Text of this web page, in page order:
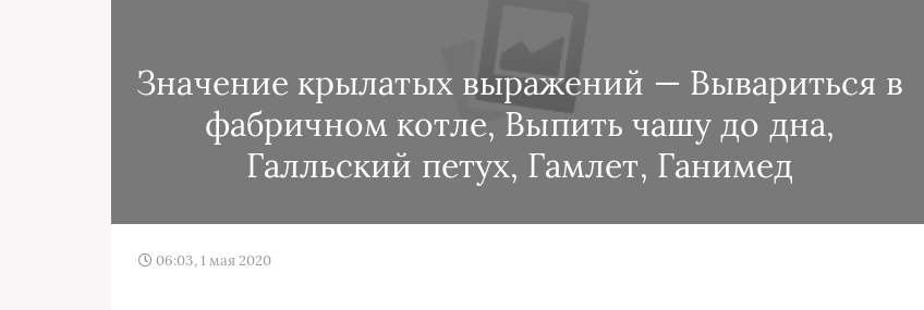
Значение крылатых выражений — Вывариться в
фабричном котле, Выпить чашу до дна,
Галльский петух, Гамлет, Ганимед
06:03, 1 мая 2020